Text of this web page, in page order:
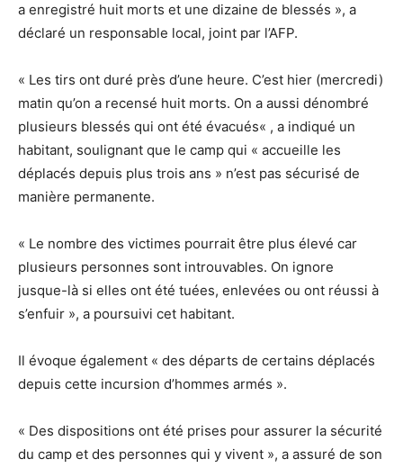
a enregistré huit morts et une dizaine de blessés », a
déclaré un responsable local, joint par l’AFP.
« Les tirs ont duré près d’une heure. C’est hier (mercredi)
matin qu’on a recensé huit morts. On a aussi dénombré
plusieurs blessés qui ont été évacués« , a indiqué un
habitant, soulignant que le camp qui « accueille les
déplacés depuis plus trois ans » n’est pas sécurisé de
manière permanente.
« Le nombre des victimes pourrait être plus élevé car
plusieurs personnes sont introuvables. On ignore
jusque-là si elles ont été tuées, enlevées ou ont réussi à
s’enfuir », a poursuivi cet habitant.
Il évoque également « des départs de certains déplacés
depuis cette incursion d’hommes armés ».
« Des dispositions ont été prises pour assurer la sécurité
du camp et des personnes qui y vivent », a assuré de son